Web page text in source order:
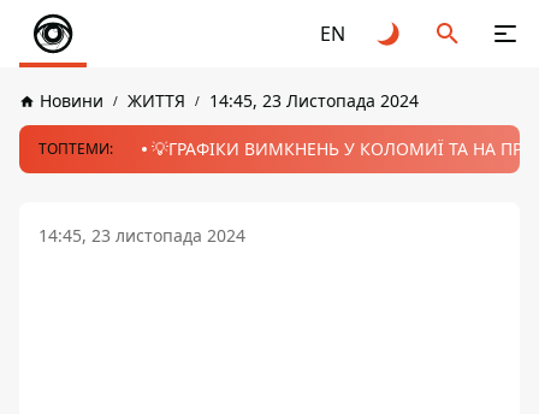
EN
Новини ЖИТТЯ 14:45, 23 Листопада 2024
ТОПТЕМИ: 💡ГРАФІКИ ВИМКНЕНЬ У КОЛОМИЇ ТА НА
14:45, 23 листопада 2024